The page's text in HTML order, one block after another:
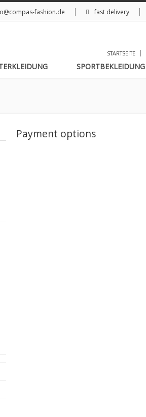
fashion.de fast delivery
STARTSEITE
SPORTBEKLEIDUNG
Payment options